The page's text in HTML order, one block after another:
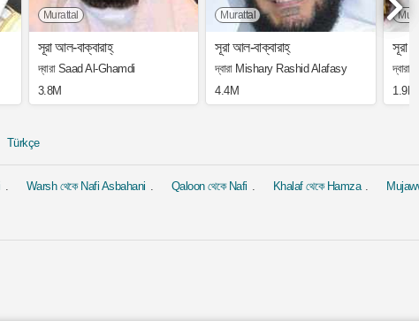
Murattal
সূরা আল-বাক্বারাহ্
দ্বারা Saad Al-Ghamdi
3.8M
Murattal
সূরা আল-বাক্বারাহ্
দ্বারা Mishary Rashid Alafasy
4.4M
সূরা
1.9M
Türkçe
Warsh থেকে Nafi Asbahani Qaloon থেকে Nafi Khalaf থেকে Hamza